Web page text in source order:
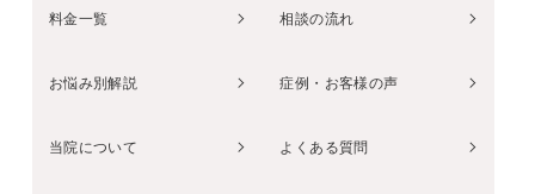
料金一覧 相談の流れ
お悩み別解説 症例・お客様の声
当院について よくある質問